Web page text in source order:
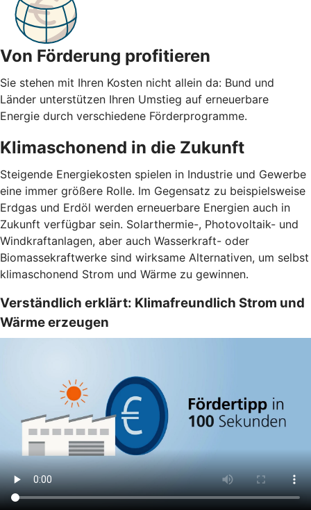
Von Förderung profitieren
Sie stehen mit Ihren Kosten nicht allein da: Bund und
Länder unterstützen Ihren Umstieg auf erneuerbare
Energie durch verschiedene Förderprogramme.
Klimaschonend in die Zukunft
Steigende Energiekosten spielen in Industrie und Gewerbe
eine immer größere Rolle. Im Gegensatz zu beispielsweise
Erdgas und Erdöl werden erneuerbare Energien auch in
Zukunft verfügbar sein. Solarthermie-, Photovoltaik- und
Windkraftanlagen, aber auch Wasserkraft- oder
Biomassekraftwerke sind wirksame Alternativen, um selbst
klimaschonend Strom und Wärme zu gewinnen.
Verständlich erklärt: Klimafreundlich Strom und
Wärme erzeugen